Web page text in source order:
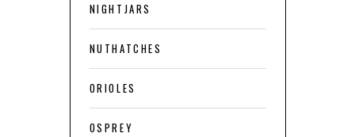
NIGHTJARS
NUTHATCHES
ORIOLES
OSPREY